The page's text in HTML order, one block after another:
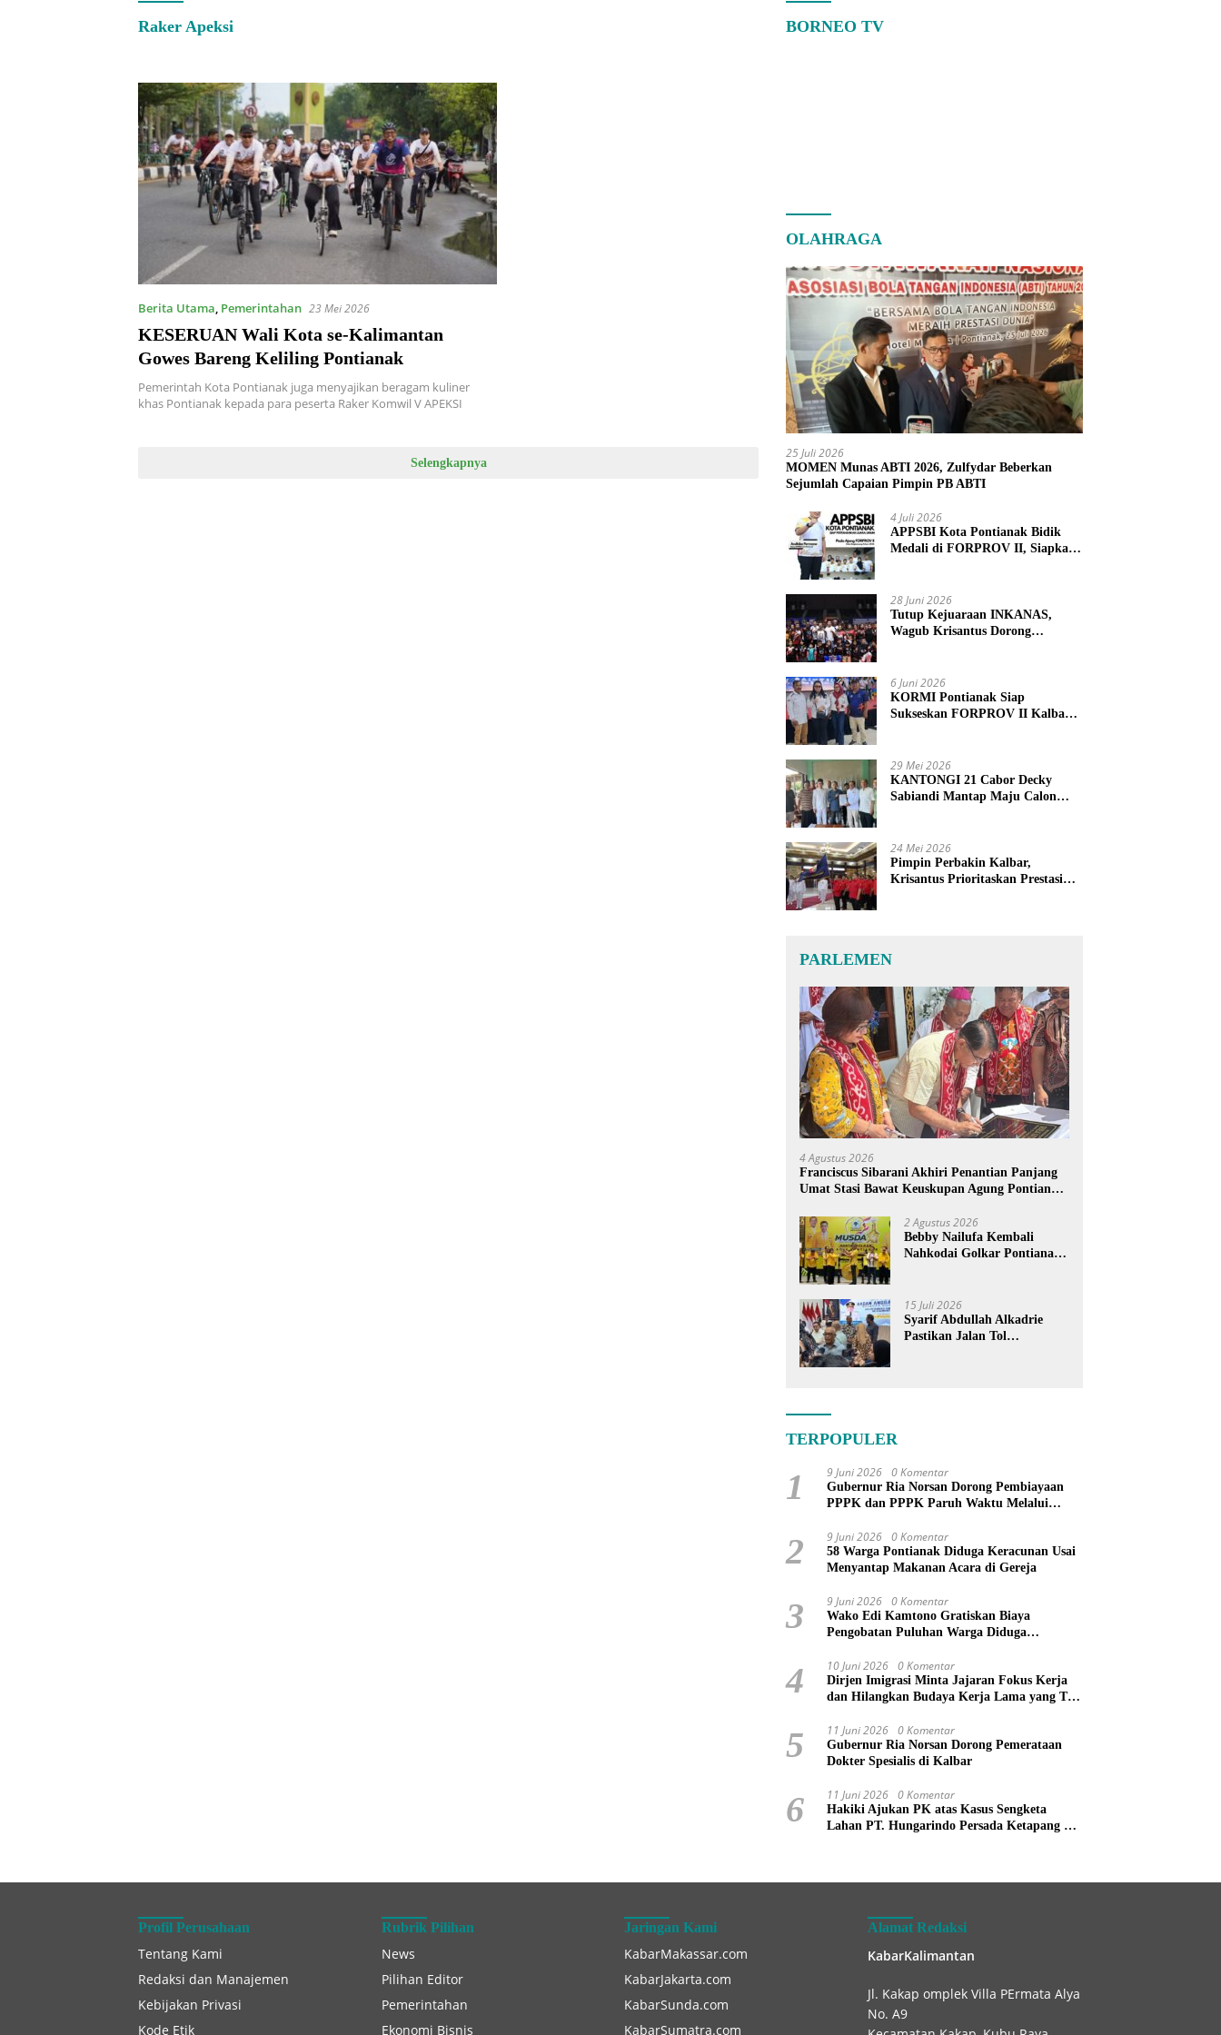
Raker Apeksi
Berita Utama, Pemerintahan 23 Mei 2026
KESERUAN Wali Kota se-Kalimantan
Gowes Bareng Keliling Pontianak
Pemerintah Kota Pontianak juga menyajikan beragam kuliner
khas Pontianak kepada para peserta Raker Komwil V APEKSI
Selengkapnya
BORNEO TV
OLAHRAGA
25 Juli 2026
MOMEN Munas ABTI 2026, Zulfydar Beberkan
Sejumlah Capaian Pimpin PB ABTI
4 Juli 2026
APPSBI Kota Pontianak Bidik
Medali di FORPROV II, Siapkan
28 Juni 2026
Tutup Kejuaraan INKANAS,
Wagub Krisantus Dorong
6 Juni 2026
KORMI Pontianak Siap
Sukseskan FORPROV II Kalbar
29 Mei 2026
KANTONGI 21 Cabor Decky
Sabiandi Mantap Maju Calon
24 Mei 2026
Pimpin Perbakin Kalbar,
Krisantus Prioritaskan Prestasi
PARLEMEN
4 Agustus 2026
Franciscus Sibarani Akhiri Penantian Panjang
Umat Stasi Bawat Keuskupan Agung Pontianak,
2 Agustus 2026
Bebby Nailufa Kembali
Nahkodai Golkar Pontianak,
15 Juli 2026
Syarif Abdullah Alkadrie
Pastikan Jalan Tol
TERPOPULER
1 9 Juni 2026 0 Komentar
Gubernur Ria Norsan Dorong Pembiayaan
PPPK dan PPPK Paruh Waktu Melalui
2 9 Juni 2026 0 Komentar
58 Warga Pontianak Diduga Keracunan Usai
Menyantap Makanan Acara di Gereja
3 9 Juni 2026 0 Komentar
Wako Edi Kamtono Gratiskan Biaya
Pengobatan Puluhan Warga Diduga
4 10 Juni 2026 0 Komentar
Dirjen Imigrasi Minta Jajaran Fokus Kerja
dan Hilangkan Budaya Kerja Lama yang Tak
5 11 Juni 2026 0 Komentar
Gubernur Ria Norsan Dorong Pemerataan
Dokter Spesialis di Kalbar
6 11 Juni 2026 0 Komentar
Hakiki Ajukan PK atas Kasus Sengketa
Lahan PT. Hungarindo Persada Ketapang ke
Profil Perusahaan
Tentang Kami
Redaksi dan Manajemen
Kebijakan Privasi
Kode Etik
Rubrik Pilihan
News
Pilihan Editor
Pemerintahan
Ekonomi Bisnis
Jaringan Kami
KabarMakassar.com
KabarJakarta.com
KabarSunda.com
KabarSumatra.com
Alamat Redaksi
KabarKalimantan
Jl. Kakap omplek Villa PErmata Alya
No. A9